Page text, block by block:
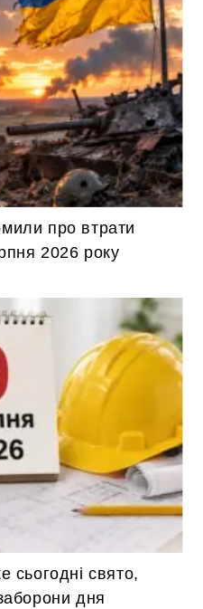
про втрати
2026 року
сьогодні свято,
дня